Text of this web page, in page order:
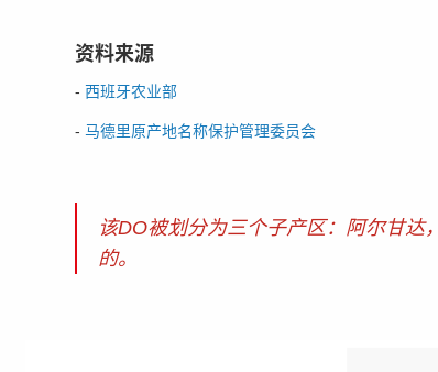
资料来源
- 西班牙农业部
- 马德里原产地名称保护管理委员会
该DO被划分为三个子产区：阿尔甘
的。